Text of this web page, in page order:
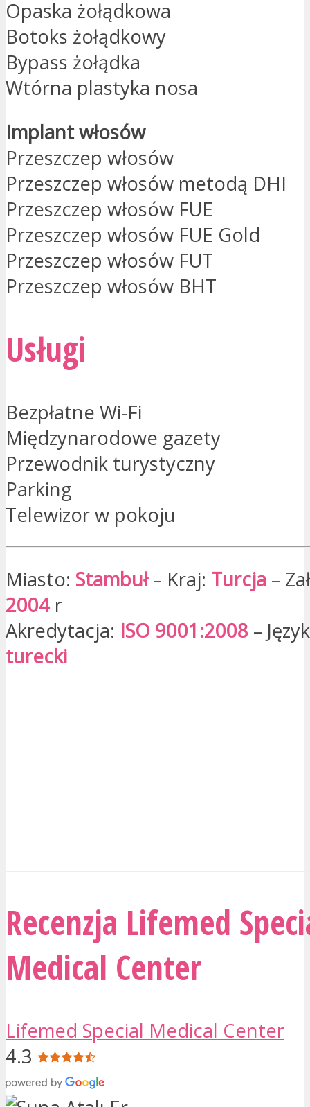
Opaska żołądkowa
Botoks żołądkowy
Bypass żołądka
Wtórna plastyka nosa
Implant włosów
Przeszczep włosów
Przeszczep włosów metodą DHI
Przeszczep włosów FUE
Przeszczep włosów FUE Gold
Przeszczep włosów FUT
Przeszczep włosów BHT
Usługi
Bezpłatne Wi-Fi
Międzynarodowe gazety
Przewodnik turystyczny
Parking
Telewizor w pokoju
Miasto: Stambuł– Kraj: Turcja –
2004 r
Akredytacja: ISO 9001:2008 –
turecki
Recenzja Lifemed
Medical Center
Lifemed Special Medical Center
4.3